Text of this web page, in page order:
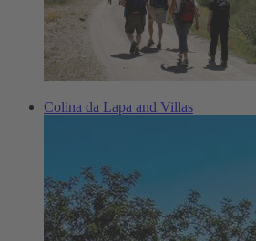
Colina da Lapa and Villas